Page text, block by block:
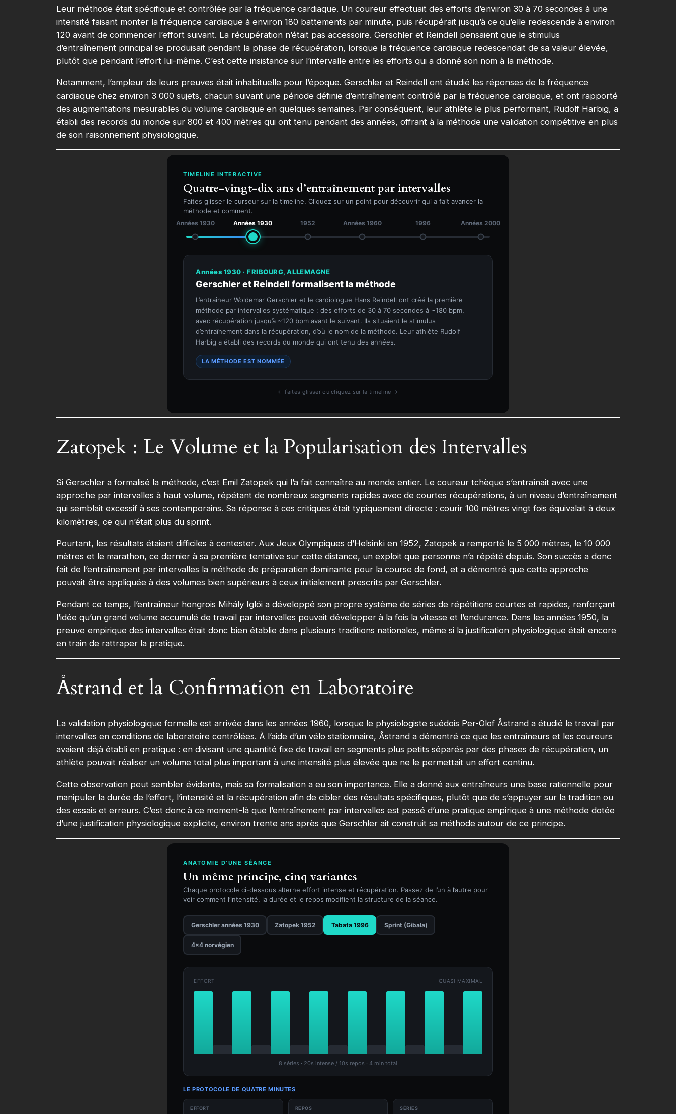
Leur méthode était spécifique et contrôlée par la fréquence cardiaque. Un coureur effectuait des efforts d’environ 30 à 70 secondes à une
intensité faisant monter la fréquence cardiaque à environ 180 battements par minute, puis récupérait jusqu’à ce qu’elle redescende à environ
120 avant de commencer l’effort suivant. La récupération n’était pas accessoire. Gerschler et Reindell pensaient que le stimulus
d’entraînement principal se produisait pendant la phase de récupération, lorsque la fréquence cardiaque redescendait de sa valeur élevée,
plutôt que pendant l’effort lui-même. C’est cette insistance sur l’intervalle entre les efforts qui a donné son nom à la méthode.
Notamment, l’ampleur de leurs preuves était inhabituelle pour l’époque. Gerschler et Reindell ont étudié les réponses de la fréquence
cardiaque chez environ 3 000 sujets, chacun suivant une période définie d’entraînement contrôlé par la fréquence cardiaque, et ont rapporté
des augmentations mesurables du volume cardiaque en quelques semaines. Par conséquent, leur athlète le plus performant, Rudolf Harbig, a
établi des records du monde sur 800 et 400 mètres qui ont tenu pendant des années, offrant à la méthode une validation compétitive en plus
de son raisonnement physiologique.
TIMELINE INTERACTIVE
Quatre-vingt-dix ans d’entraînement par intervalles
Faites glisser le curseur sur la timeline. Cliquez sur un point pour découvrir qui a fait avancer la
méthode et comment.
Années 1930 Années 1930 1952 Années 1960 1996 Années 2000
Années 1930 · FRIBOURG, ALLEMAGNE
Gerschler et Reindell formalisent la méthode
L’entraîneur Woldemar Gerschler et le cardiologue Hans Reindell ont créé la première
méthode par intervalles systématique : des efforts de 30 à 70 secondes à ~180 bpm,
avec récupération jusqu’à ~120 bpm avant le suivant. Ils situaient le stimulus
d’entraînement dans la récupération, d’où le nom de la méthode. Leur athlète Rudolf
Harbig a établi des records du monde qui ont tenu des années.
LA MÉTHODE EST NOMMÉE
← faites glisser ou cliquez sur la timeline →
Zatopek : Le Volume et la Popularisation des Intervalles
Si Gerschler a formalisé la méthode, c’est Emil Zatopek qui l’a fait connaître au monde entier. Le coureur tchèque s’entraînait avec une
approche par intervalles à haut volume, répétant de nombreux segments rapides avec de courtes récupérations, à un niveau d’entraînement
qui semblait excessif à ses contemporains. Sa réponse à ces critiques était typiquement directe : courir 100 mètres vingt fois équivalait à deux
kilomètres, ce qui n’était plus du sprint.
Pourtant, les résultats étaient difficiles à contester. Aux Jeux Olympiques d’Helsinki en 1952, Zatopek a remporté le 5 000 mètres, le 10 000
mètres et le marathon, ce dernier à sa première tentative sur cette distance, un exploit que personne n’a répété depuis. Son succès a donc
fait de l’entraînement par intervalles la méthode de préparation dominante pour la course de fond, et a démontré que cette approche
pouvait être appliquée à des volumes bien supérieurs à ceux initialement prescrits par Gerschler.
Pendant ce temps, l’entraîneur hongrois Mihály Iglói a développé son propre système de séries de répétitions courtes et rapides, renforçant
l’idée qu’un grand volume accumulé de travail par intervalles pouvait développer à la fois la vitesse et l’endurance. Dans les années 1950, la
preuve empirique des intervalles était donc bien établie dans plusieurs traditions nationales, même si la justification physiologique était encore
en train de rattraper la pratique.
Åstrand et la Confirmation en Laboratoire
La validation physiologique formelle est arrivée dans les années 1960, lorsque le physiologiste suédois Per-Olof Åstrand a étudié le travail par
intervalles en conditions de laboratoire contrôlées. À l’aide d’un vélo stationnaire, Åstrand a démontré ce que les entraîneurs et les coureurs
avaient déjà établi en pratique : en divisant une quantité fixe de travail en segments plus petits séparés par des phases de récupération, un
athlète pouvait réaliser un volume total plus important à une intensité plus élevée que ne le permettait un effort continu.
Cette observation peut sembler évidente, mais sa formalisation a eu son importance. Elle a donné aux entraîneurs une base rationnelle pour
manipuler la durée de l’effort, l’intensité et la récupération afin de cibler des résultats spécifiques, plutôt que de s’appuyer sur la tradition ou
des essais et erreurs. C’est donc à ce moment-là que l’entraînement par intervalles est passé d’une pratique empirique à une méthode dotée
d’une justification physiologique explicite, environ trente ans après que Gerschler ait construit sa méthode autour de ce principe.
ANATOMIE D’UNE SÉANCE
Un même principe, cinq variantes
Chaque protocole ci-dessous alterne effort intense et récupération. Passez de l’un à l’autre pour
voir comment l’intensité, la durée et le repos modifient la structure de la séance.
Gerschler années 1930 Zatopek 1952 Tabata 1996 Sprint (Gibala)
4×4 norvégien
EFFORT QUASI MAXIMAL
8 séries · 20s intense / 10s repos · 4 min total
LE PROTOCOLE DE QUATRE MINUTES
EFFORT REPOS SÉRIES